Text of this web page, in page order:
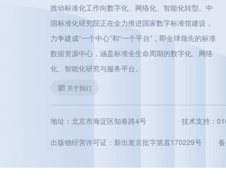
推动标准化工作向数字化、网络化、智能化转型。中
国标准化研究院正在全力推进国家数字标准馆建设，
力争建成“一个中心”和“一个平台”，即全球领先的标准
数据资源中心，涵盖标准全生命周期的数字化、网络
化、智能化研究与服务平台。
关于我们
地址：北京市海淀区知春路4号 技术支持：
出版物经营许可证：新出发京批字第直170229号